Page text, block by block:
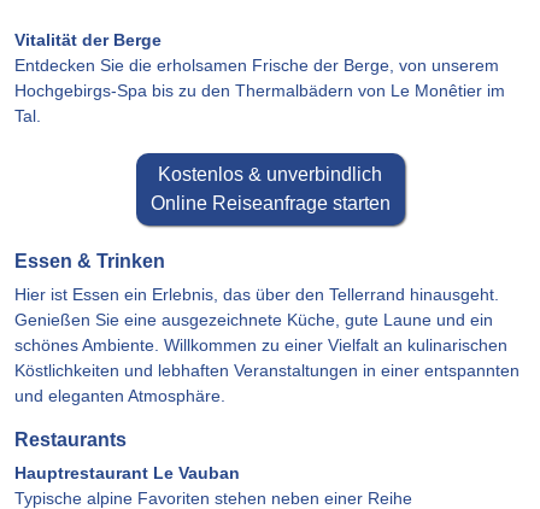
Vitalität der Berge
Entdecken Sie die erholsamen Frische der Berge, von unserem
Hochgebirgs-Spa bis zu den Thermalbädern von Le Monêtier im
Tal.
Kostenlos & unverbindlich
Online Reiseanfrage starten
Essen & Trinken
Hier ist Essen ein Erlebnis, das über den Tellerrand hinausgeht.
Genießen Sie eine ausgezeichnete Küche, gute Laune und ein
schönes Ambiente. Willkommen zu einer Vielfalt an kulinarischen
Köstlichkeiten und lebhaften Veranstaltungen in einer entspannten
und eleganten Atmosphäre.
Restaurants
Hauptrestaurant Le Vauban
Typische alpine Favoriten stehen neben einer Reihe